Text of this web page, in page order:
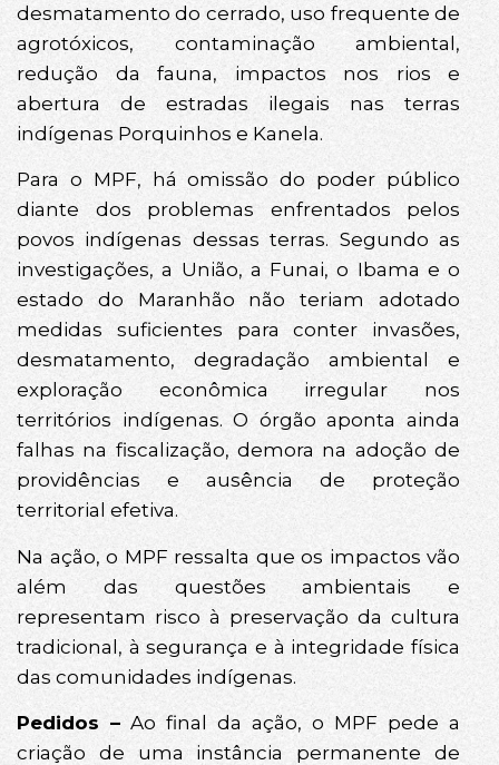
desmatamento do cerrado, uso frequente de
agrotóxicos, contaminação ambiental,
redução da fauna, impactos nos rios e
abertura de estradas ilegais nas terras
indígenas Porquinhos e Kanela.
Para o MPF, há omissão do poder público
diante dos problemas enfrentados pelos
povos indígenas dessas terras. Segundo as
investigações, a União, a Funai, o Ibama e o
estado do Maranhão não teriam adotado
medidas suficientes para conter invasões,
desmatamento, degradação ambiental e
exploração econômica irregular nos
territórios indígenas. O órgão aponta ainda
falhas na fiscalização, demora na adoção de
providências e ausência de proteção
territorial efetiva.
Na ação, o MPF ressalta que os impactos vão
além das questões ambientais e
representam risco à preservação da cultura
tradicional, à segurança e à integridade física
das comunidades indígenas.
Pedidos – Ao final da ação, o MPF pede a
criação de uma instância permanente de